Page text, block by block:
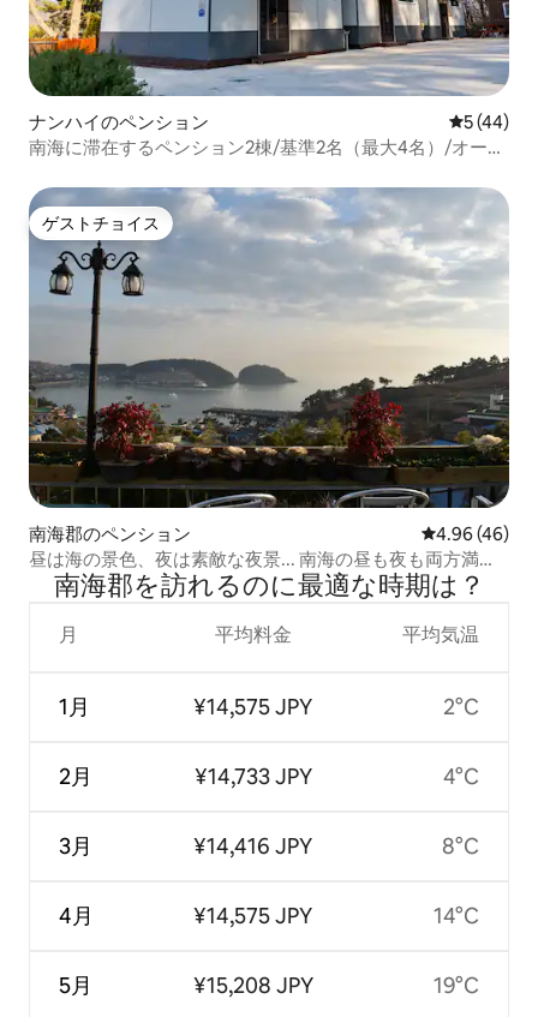
ナンハイのペンション レビュー
5 (44)
南海に滞在するペンション2棟/基準2名（最大4名）/オーシ
ゲストチョイス
ゲストチョイス
南海郡のペンション レビュー46
4.96 (46)
昼は海の景色、夜は素敵な夜景... 南海の昼も夜も両方満喫
できる場所です！！
南海郡を訪⁠れ⁠るの⁠に最⁠適⁠な時⁠期⁠は⁠？
月
1月
2月
3月
4月
5月
平均料金
¥14,575 JPY
¥14,733 JPY
¥14,416 JPY
¥14,575 JPY
¥15,208 JPY
平均気温
2°C
4°C
8°C
14°C
19°C